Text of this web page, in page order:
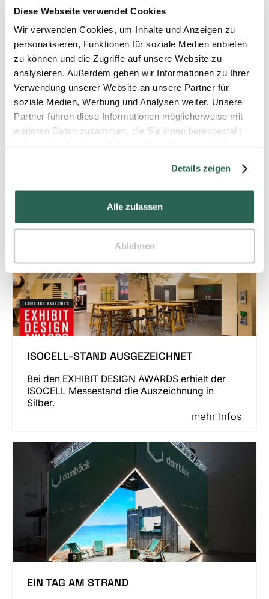
Diese Webseite verwendet Cookies
Wir verwenden Cookies, um Inhalte und Anzeigen zu
personalisieren, Funktionen für soziale Medien anbieten
zu können und die Zugriffe auf unsere Website zu
analysieren. Außerdem geben wir Informationen zu Ihrer
Verwendung unserer Website an unsere Partner für
soziale Medien, Werbung und Analysen weiter. Unsere
Partner führen diese Informationen möglicherweise mit
weiteren Daten zusammen, die Sie ihnen bereitgestellt
Details zeigen
Alle zulassen
Ablehnen
Ausbildung bei atelier damböck
Wir bieten Ausbildungsstellen für
verschiedene Ausbildungsberufe an unseren
Standorten Neufinsing und Kassel an.
mehr lesen
Aktuelles
ISOCELL-STAND AUSGEZEICHNET
Bei den EXHIBIT DESIGN AWARDS erhielt der
ISOCELL Messestand die Auszeichnung in
Silber.
mehr Infos
EIN TAG AM STRAND